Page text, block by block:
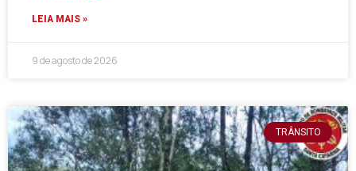
LEIA MAIS »
9 de agosto de 2026
TRÂNSITO